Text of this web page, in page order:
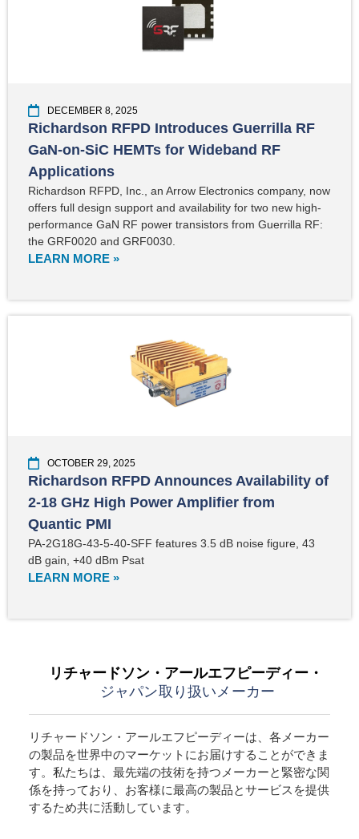
DECEMBER 8, 2025
Richardson RFPD Introduces Guerrilla RF
GaN-on-SiC HEMTs for Wideband RF
Applications
Richardson RFPD, Inc., an Arrow Electronics company, now
offers full design support and availability for two new high-
performance GaN RF power transistors from Guerrilla RF:
the GRF0020 and GRF0030.
LEARN MORE »
OCTOBER 29, 2025
Richardson RFPD Announces Availability of
2-18 GHz High Power Amplifier from
Quantic PMI
PA-2G18G-43-5-40-SFF features 3.5 dB noise figure, 43
dB gain, +40 dBm Psat
LEARN MORE »
リチャードソン・アールエフピーディー・
ジャパン取り扱いメーカー
リチャードソン・アールエフピーディーは、各メーカー
の製品を世界中のマーケットにお届けすることができま
す。私たちは、最先端の技術を持つメーカーと緊密な関
係を持っており、お客様に最高の製品とサービスを提供
するため共に活動しています。